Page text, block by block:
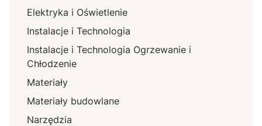
Elektryka i Oświetlenie
Instalacje i Technologia
Instalacje i Technologia Ogrzewanie i
Chłodzenie
Materiały
Materiały budowlane
Narzędzia